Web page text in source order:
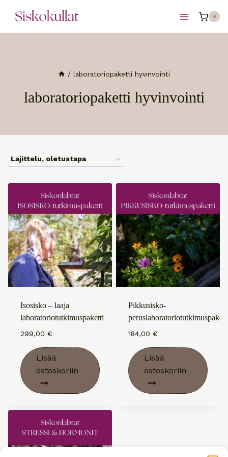
sisältöön
0
/ laboratoriopaketti hyvinvointi
laboratoriopaketti hyvinvointi
Isosisko – laaja
laboratoriotutkimuspaketti
299,00 €
Lisää
ostoskoriin
Pikkusisko-
184,00 €
Lisää
ostoskoriin